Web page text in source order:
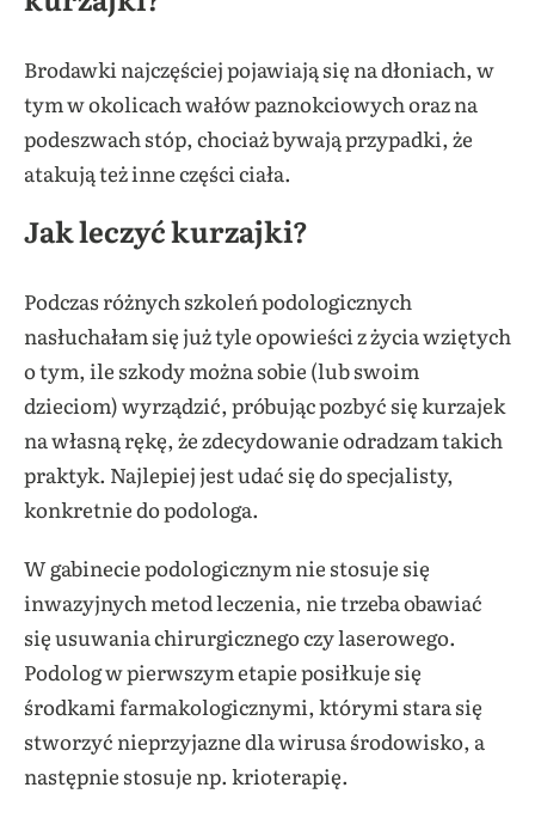
Brodawki najczęściej pojawiają się na dłoniach, w
tym w okolicach wałów paznokciowych oraz na
podeszwach stóp, chociaż bywają przypadki, że
atakują też inne części ciała.
Jak leczyć kurzajki?
Podczas różnych szkoleń podologicznych
nasłuchałam się już tyle opowieści z życia wziętych
o tym, ile szkody można sobie (lub swoim
dzieciom) wyrządzić, próbując pozbyć się kurzajek
na własną rękę, że zdecydowanie odradzam takich
praktyk. Najlepiej jest udać się do specjalisty,
konkretnie do podologa.
W gabinecie podologicznym nie stosuje się
inwazyjnych metod leczenia, nie trzeba obawiać
się usuwania chirurgicznego czy laserowego.
Podolog w pierwszym etapie posiłkuje się
środkami farmakologicznymi, którymi stara się
stworzyć nieprzyjazne dla wirusa środowisko, a
następnie stosuje np. krioterapię.